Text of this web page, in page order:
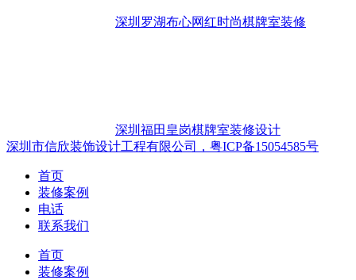
深圳罗湖布心网红时尚棋牌室装修
深圳福田皇岗棋牌室装修设计
深圳市信欣装饰设计工程有限公司，粤ICP备15054585号
首页
装修案例
电话
联系我们
首页
装修案例